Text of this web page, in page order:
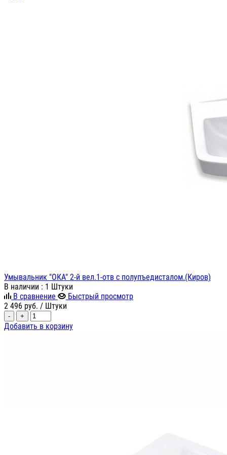
Умывальник "ОКА" 2-й вел.1-отв с полупъедисталом.(Киров)
В наличии : 1 Штуки
В сравнение
Быстрый просмотр
2 496 руб. / Штуки
- +
Добавить в корзину